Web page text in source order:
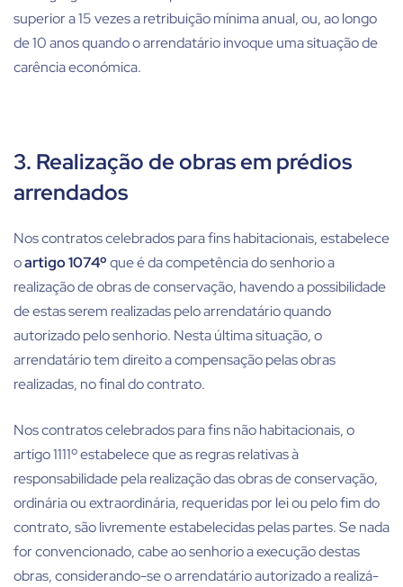
superior a 15 vezes a retribuição mínima anual, ou, ao longo
de 10 anos quando o arrendatário invoque uma situação de
carência económica.
3. Realização de obras em prédios
arrendados
Nos contratos celebrados para fins habitacionais, estabelece
oartigo 1074ºque é da competência do senhorio a
realização de obras de conservação, havendo a possibilidade
de estas serem realizadas pelo arrendatário quando
autorizado pelo senhorio. Nesta última situação, o
arrendatário tem direito a compensação pelas obras
realizadas, no final do contrato.
Nos contratos celebrados para fins não habitacionais, o
artigo 1111º estabelece que as regras relativas à
responsabilidade pela realização das obras de conservação,
ordinária ou extraordinária, requeridas por lei ou pelo fim do
contrato, são livremente estabelecidas pelas partes. Se nada
for convencionado, cabe ao senhorio a execução destas
obras, considerando-se o arrendatário autorizado a realizá-